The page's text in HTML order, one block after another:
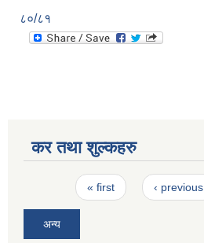
८०/८१
कर तथा शुल्कहरु
Pages« first ‹ previous
अन्य